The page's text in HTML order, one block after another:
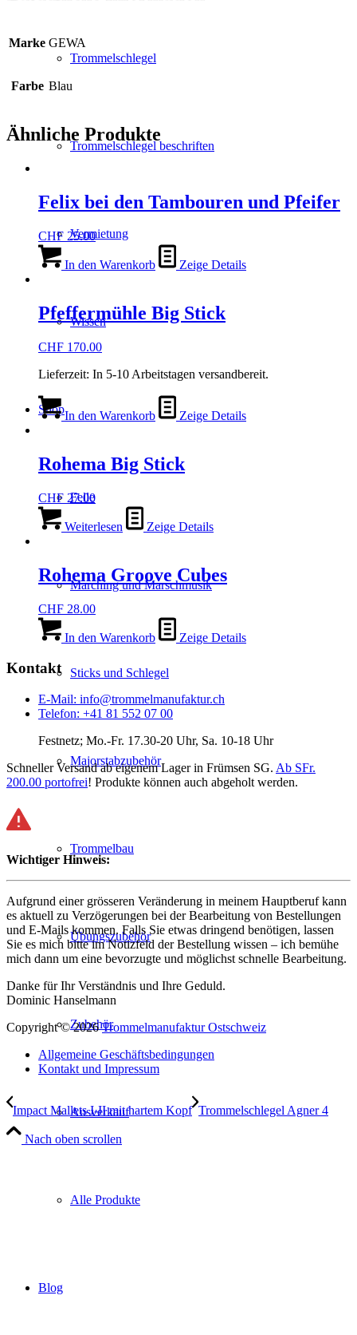
Trommelschlegel
Trommelschlegel beschriften
Vermietung
Wissen
Shop
Felle
Marching und Marschmusik
Sticks und Schlegel
Majorstabzubehör
Trommelbau
Übungszubehör
Zubehör
Ausverkauf
Alle Produkte
Blog
Marke GEWA
Farbe Blau
Ähnliche Produkte
Felix bei den Tambouren und Pfeifer
CHF 25.00
In den Warenkorb Zeige Details
Pfeffermühle Big Stick
CHF 170.00
Lieferzeit: In 5-10 Arbeitstagen versandbereit.
In den Warenkorb Zeige Details
Rohema Big Stick
CHF 27.00
Weiterlesen Zeige Details
Rohema Groove Cubes
CHF 28.00
In den Warenkorb Zeige Details
Kontakt
E-Mail: info@trommelmanufaktur.ch
Telefon: +41 81 552 07 00
Festnetz; Mo.-Fr. 17.30-20 Uhr, Sa. 10-18 Uhr
Schneller Versand ab eigenem Lager in Frümsen SG. Ab SFr.
200.00 portofrei! Produkte können auch abgeholt werden.
Wichtiger Hinweis:
Aufgrund einer grösseren Veränderung in meinem Hauptberuf kann
es aktuell zu Verzögerungen bei der Bearbeitung von Bestellungen
und E-Mails kommen. Falls Sie etwas dringend benötigen, lassen
Sie es mich bitte im Notizfeld der Bestellung wissen – ich bemühe
mich dann um eine bevorzugte und möglichst schnelle Bearbeitung.
Danke für Ihr Verständnis und Ihre Geduld.
Dominic Hanselmann
Copyright © 2026Trommelmanufaktur Ostschweiz
Allgemeine Geschäftsbedingungen
Kontakt und Impressum
Impact Mallets I-II mit hartem Kopf Trommelschlegel Agner 4
Nach oben scrollen